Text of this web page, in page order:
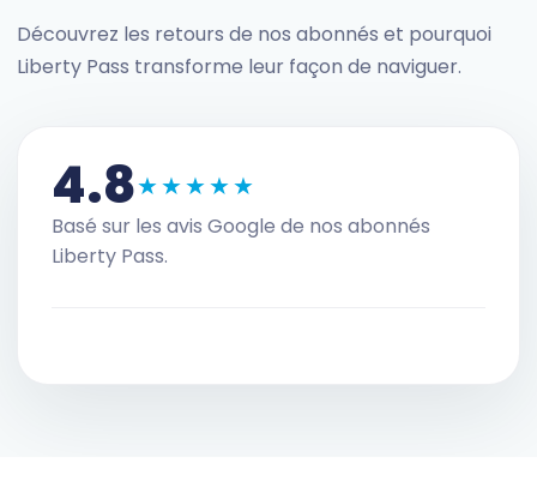
Découvrez les retours de nos abonnés et pourquoi
Liberty Pass transforme leur façon de naviguer.
4.8★★★★★
Basé sur les avis Google de nos abonnés
Liberty Pass.